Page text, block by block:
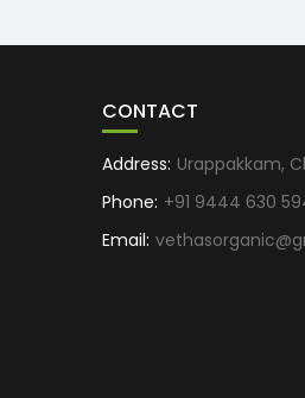
CONTACT
Address: Urappakkam,
Phone: +91 9444 630
Email: